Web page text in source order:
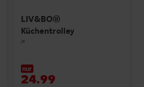
LIV&BO®
Küchentrolley
je
nur
24.99